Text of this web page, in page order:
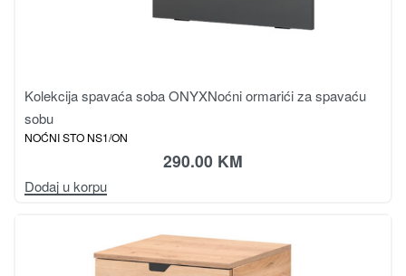
Kolekcija spavaća soba ONYXNoćni ormarići za spavaću
sobu
NOĆNI STO NS1/ON
290.00 KM
Dodaj u korpu